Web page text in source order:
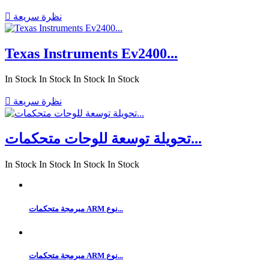
 نظرة سريعة
Texas Instruments Ev2400...
In Stock In Stock In Stock In Stock
 نظرة سريعة
تحويلة توسعة للوحات متحكمات...
In Stock In Stock In Stock In Stock
مبرمجة متحكمات ARM نوع...
مبرمجة متحكمات ARM نوع...